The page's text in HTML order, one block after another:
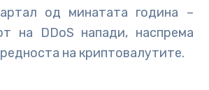
од минатата година –
на DDoS напади, наспрема
на криптовалутите.